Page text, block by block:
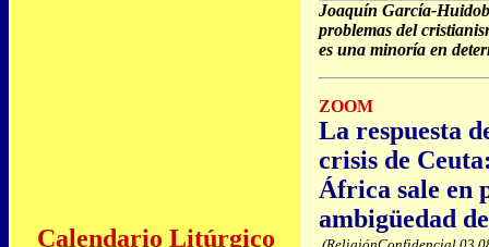
Joaquín García-
problemas del
es una minoría en
ZOOM
La respuesta
crisis de
África sale en
ambigüedad
Calendario Litúrgico